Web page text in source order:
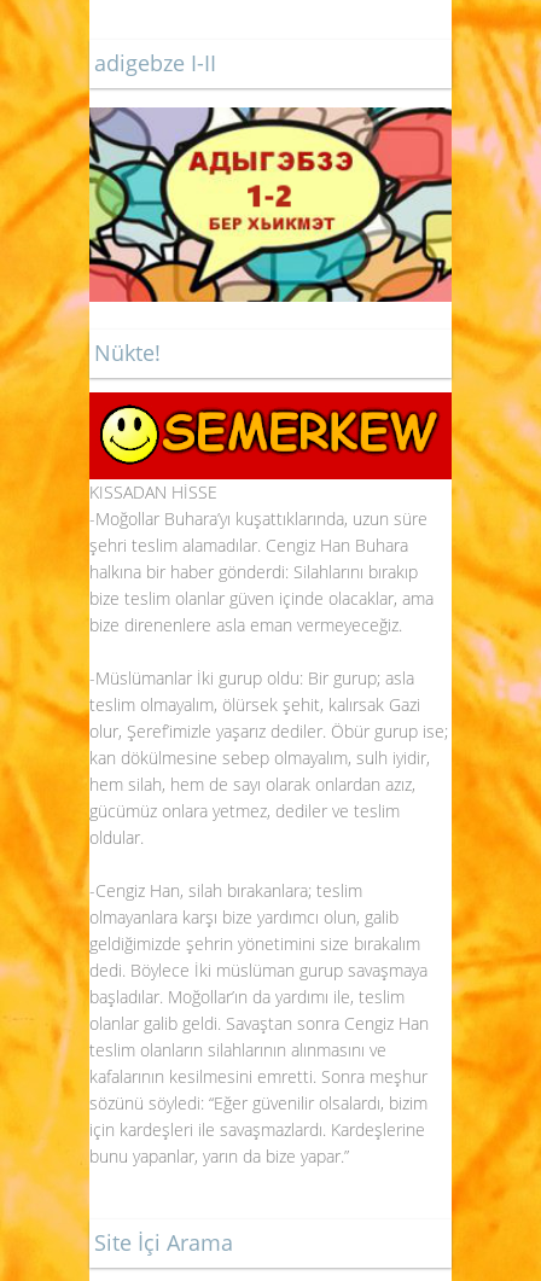
adigebze I-II
Nükte!
KISSADAN HİSSE
-Moğollar Buhara’yı kuşattıklarında, uzun süre
şehri teslim alamadılar. Cengiz Han Buhara
halkına bir haber gönderdi: Silahlarını bırakıp
bize teslim olanlar güven içinde olacaklar, ama
bize direnenlere asla eman vermeyeceğiz.
-Müslümanlar İki gurup oldu: Bir gurup; asla
teslim olmayalım, ölürsek şehit, kalırsak Gazi
olur, Şeref’imizle yaşarız dediler. Öbür gurup ise;
kan dökülmesine sebep olmayalım, sulh iyidir,
hem silah, hem de sayı olarak onlardan azız,
gücümüz onlara yetmez, dediler ve teslim
oldular.
-Cengiz Han, silah bırakanlara; teslim
olmayanlara karşı bize yardımcı olun, galib
geldiğimizde şehrin yönetimini size bırakalım
dedi. Böylece İki müslüman gurup savaşmaya
başladılar. Moğollar’ın da yardımı ile, teslim
olanlar galib geldi. Savaştan sonra Cengiz Han
teslim olanların silahlarının alınmasını ve
kafalarının kesilmesini emretti. Sonra meşhur
sözünü söyledi: “Eğer güvenilir olsalardı, bizim
için kardeşleri ile savaşmazlardı. Kardeşlerine
bunu yapanlar, yarın da bize yapar.”
Site İçi Arama